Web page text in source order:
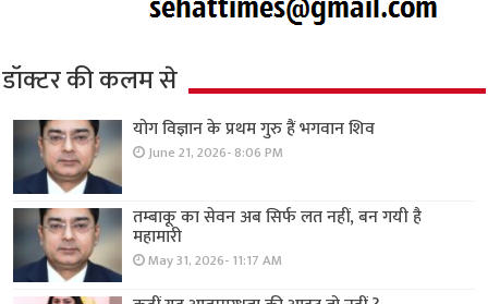
डॉक्टर की कलम से
योग विज्ञान के प्रथम गुरु हैं भगवान शिव
June 21, 2026- 8:06 PM
तम्बाकू का सेवन अब सिर्फ लत नहीं, बन गयी है
महामारी
May 31, 2026- 11:17 AM